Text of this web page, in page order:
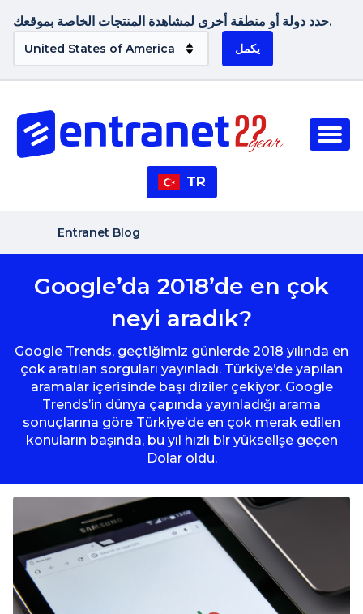
حدد دولة أو منطقة أخرى لمشاهدة المنتجات الخاصة بموقعك.
يكمل
TR
Entranet Blog
Google’da 2018’de en çok
neyi aradık?
Google Trends, geçtiğimiz günlerde 2018 yılında en
çok aratılan sorguları yayınladı. Türkiye’de yapılan
aramalar içerisinde başı diziler çekiyor. Google
Trends’in dünya çapında yayınladığı arama
sonuçlarına göre Türkiye’de en çok merak edilen
konuların başında, bu yıl hızlı bir yükselişe geçen
Dolar oldu.